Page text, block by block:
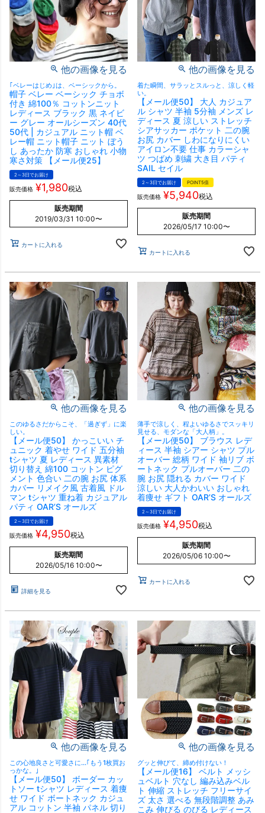
他の画像を見る
｢ベレーはじめ｣は、ベーシックから。
帽子 ベレー ベーシック チョボ
付き 綿100％ コットンニット
レディース ブラック 黒 ネイビ
ー グレー オールシーズン 40代
50代 | カジュアル ニット帽 ベ
レー帽 ニット帽子 ニット ぼう
し あったか 防寒 おしゃれ 小物
寒さ対策 【メール便25】
2～3日でお届け
販売価格 ¥1,980税込
販売期間
2019/03/31 10:00〜
カートに入れる
他の画像を見る
着た瞬間、サラッとスルっと、涼しく軽
い。
【メール便50】 大人 カジュア
ル シャツ 半袖 5分袖 メンズ レ
ディース 夏 涼しい ストレッチ
シアサッカー ポケット 二の腕
お尻 カバー しわになりにくい
アイロン不要 仕事 カラーシャ
ツ つばめ 刺繍 大き目 パティ
SAIL セイル
2～3日でお届け POINT5倍
販売価格 ¥5,940税込
販売期間
2026/05/17 10:00〜
カートに入れる
他の画像を見る
このゆるさだからこそ、「過ぎず」に楽
しい。
【メール便50】 かっこいい チ
ュニック 着やせ ワイド 五分袖
tシャツ 夏 レディース 異素材
切り替え 綿100 コットン ピグ
メント 色合い 二の腕 お尻 体系
カバー リメイク風 古着風 ドル
マン tシャツ 重ね着 カジュアル
パティ OAR’S オールズ
2～3日でお届け
販売価格 ¥4,950税込
販売期間
2026/05/16 10:00〜
詳細を見る
他の画像を見る
薄手で涼しく、程よいゆるさでスッキリ
見せる、モダンな「大人柄」。
【メール便50】 ブラウス レデ
ィース 半袖 シアー シャツ プル
オーバー 総柄 ワイド 袖リブ ボ
ートネック プルオーバー 二の
腕 お尻 隠れる カバー ワイド
涼しい 大人かわいい おしゃれ
着痩せ ギフト OAR’S オールズ
2～3日でお届け
販売価格 ¥4,950税込
販売期間
2026/05/06 10:00〜
カートに入れる
他の画像を見る
この心地良さと可愛さに…｢もう1枚買お
っかな。｣
【メール便50】 ボーダー カッ
トソー tシャツ レディース 着痩
せ ワイド ボートネック カジュ
アル コットン 半袖 パネル 切り
他の画像を見る
グッと伸びて、締め付けない！
【メール便16】 ベルト メッシ
ュベルト 穴なし 編み込みベル
ト 伸縮 ストレッチ フリーサイ
ズ 太さ 選べる 無段階調整 あみ
こみ 伸びる のびる レディース